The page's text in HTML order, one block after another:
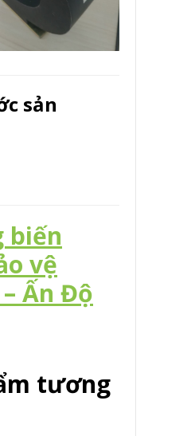
sản
biến
vệ
Ấn Độ
tương